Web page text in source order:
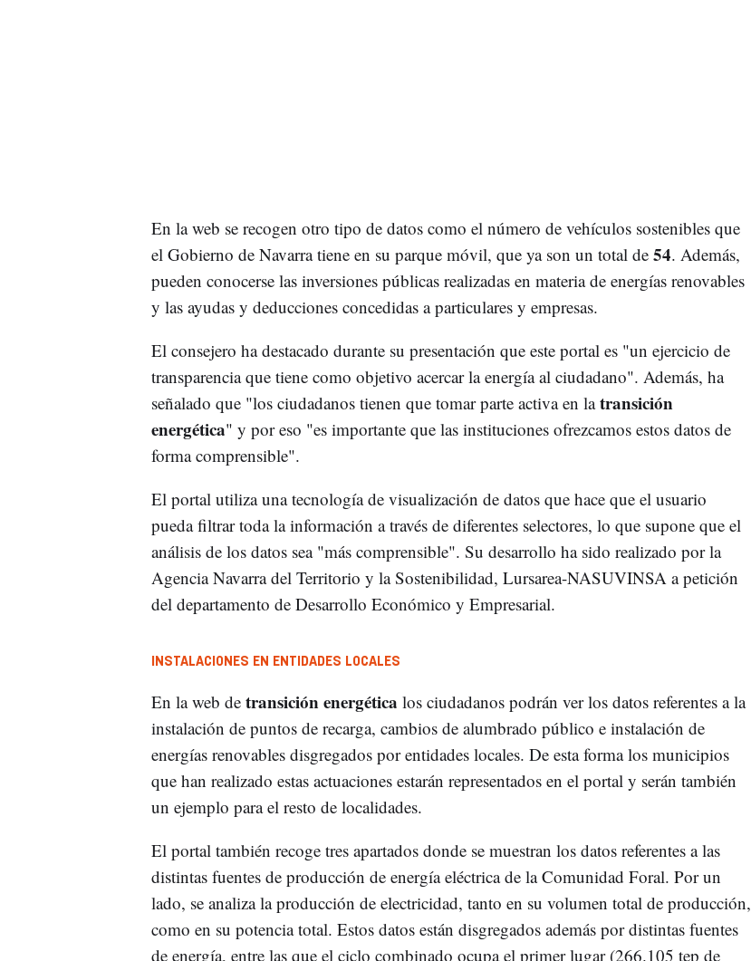
En la web se recogen otro tipo de datos como el número de vehículos sostenibles que
el Gobierno de Navarra tiene en su parque móvil, que ya son un total de 54. Además,
pueden conocerse las inversiones públicas realizadas en materia de energías renovables
y las ayudas y deducciones concedidas a particulares y empresas.
El consejero ha destacado durante su presentación que este portal es "un ejercicio de
transparencia que tiene como objetivo acercar la energía al ciudadano". Además, ha
señalado que "los ciudadanos tienen que tomar parte activa en latransición
energética" y por eso "es importante que las instituciones ofrezcamos estos datos de
forma comprensible".
El portal utiliza una tecnología de visualización de datos que hace que el usuario
pueda filtrar toda la información a través de diferentes selectores, lo que supone que el
análisis de los datos sea "más comprensible". Su desarrollo ha sido realizado por la
Agencia Navarra del Territorio y la Sostenibilidad, Lursarea-NASUVINSA a petición
del departamento de Desarrollo Económico y Empresarial.
INSTALACIONES EN ENTIDADES LOCALES
En la web detransición energética los ciudadanos podrán ver los datos referentes a la
instalación de puntos de recarga, cambios de alumbrado público e instalación de
energías renovables disgregados por entidades locales. De esta forma los municipios
que han realizado estas actuaciones estarán representados en el portal y serán también
un ejemplo para el resto de localidades.
El portal también recoge tres apartados donde se muestran los datos referentes a las
distintas fuentes de producción de energía eléctrica de la Comunidad Foral. Por un
lado, se analiza la producción de electricidad, tanto en su volumen total de producción,
como en su potencia total. Estos datos están disgregados además por distintas fuentes
de energía, entre las que el ciclo combinado ocupa el primer lugar (266.105 tep de